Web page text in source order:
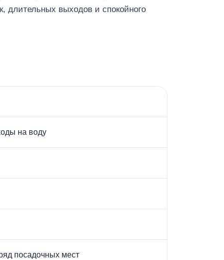
длительных выходов и спокойного
на воду
посадочных мест